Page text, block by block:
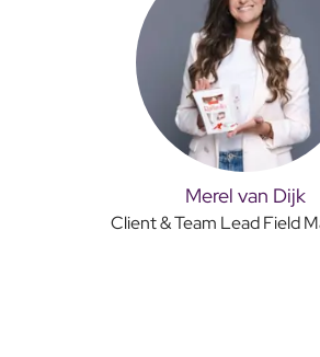
Merel van Dijk
Client & Team Lead Field